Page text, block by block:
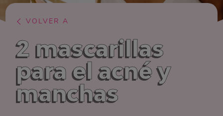
VOLVER A
2 mascarillas
para el acné y
manchas